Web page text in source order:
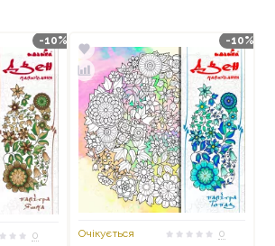
-10%
0
-10%
Очікується
0